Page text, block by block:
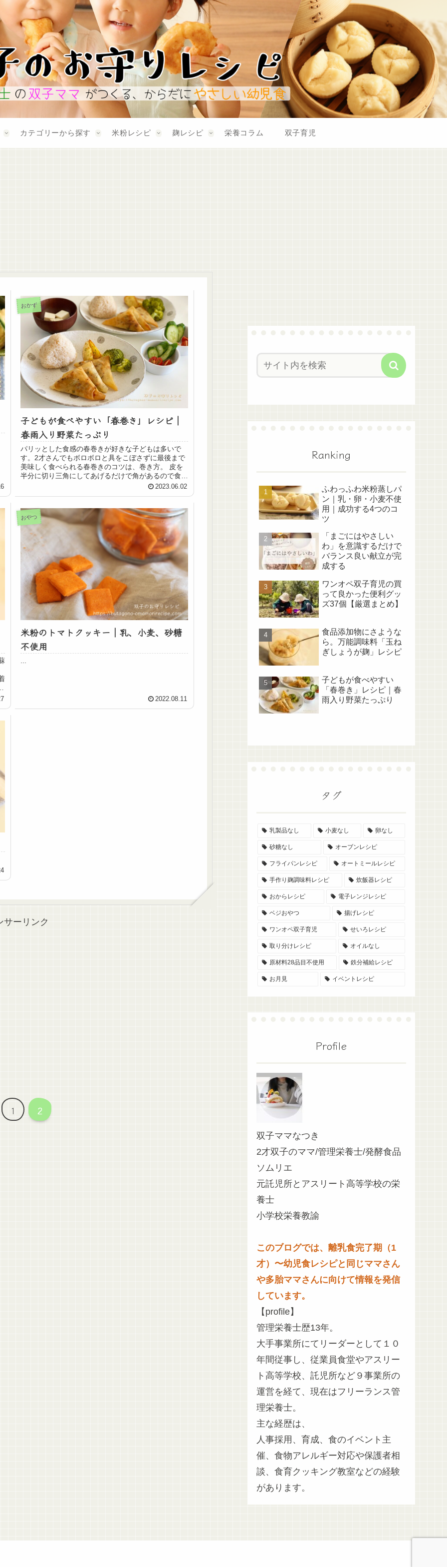
カテゴリーから探す 米粉レシピ 麹レシピ 栄養コラム 双子育児
おかず
子どもが食べやすい「春巻き」レシピ｜
春雨入り野菜たっぷり
パリッとした食感の春巻きが好きな子どもは多いで
す。2才さんでもボロボロと具をこぼさずに最後まで
美味しく食べられる春巻きのコツは、巻き方。 皮を
半分に切り三角にしてあげるだけで角があるので食べ
やすくなります。具を炒めて火を通しておけば、フラ
OKで簡単。
2023.06.02
おやつ
米粉のトマトクッキー｜乳、小麦、砂糖
不使用
...
2022.08.11
サーリンク
1 2
Ranking
ふわっふわ米粉蒸しパ
ン｜乳・卵・小麦不使
用｜成功する4つのコ
ツ
「まごにはやさしい
わ」を意識するだけで
バランス良い献立が完
成する
ワンオペ双子育児の買
って良かった便利グッ
ズ37個【厳選まとめ】
食品添加物にさような
ら。万能調味料「玉ね
ぎしょうが麹」レシピ
子どもが食べやすい
「春巻き」レシピ｜春
雨入り野菜たっぷり
タグ
乳製品なし 小麦なし 卵なし
砂糖なし オーブンレシピ
フライパンレシピ オートミールレシピ
手作り麹調味料レシピ 炊飯器レシピ
おからレシピ 電子レンジレシピ
ベジおやつ 揚げレシピ
ワンオペ双子育児 せいろレシピ
取り分けレシピ オイルなし
原材料28品目不使用 鉄分補給レシピ
お月見 イベントレシピ
Profile
双子ママなつき
2才双子のママ/管理栄養士/発酵食品
ソムリエ
元託児所とアスリート高等学校の栄
養士
小学校栄養教諭
このブログでは、離乳食完了期（1
才）〜幼児食レシピと同じママさん
や多胎ママさんに向けて情報を発信
しています。
【profile】
管理栄養士歴13年。
大手事業所にてリーダーとして１０
年間従事し、従業員食堂やアスリー
ト高等学校、託児所など９事業所の
運営を経て、現在はフリーランス管
理栄養士。
主な経歴は、
人事採用、育成、食のイベント主
催、食物アレルギー対応や保護者相
談、食育クッキング教室などの経験
があります。